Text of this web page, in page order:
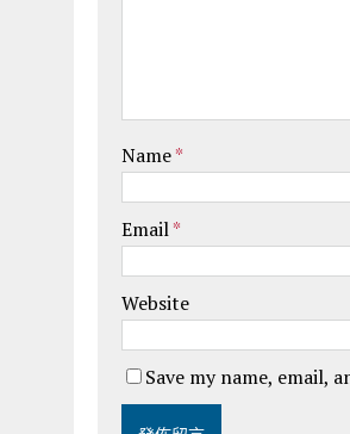
Name*
Email*
Website
Save my name, email,